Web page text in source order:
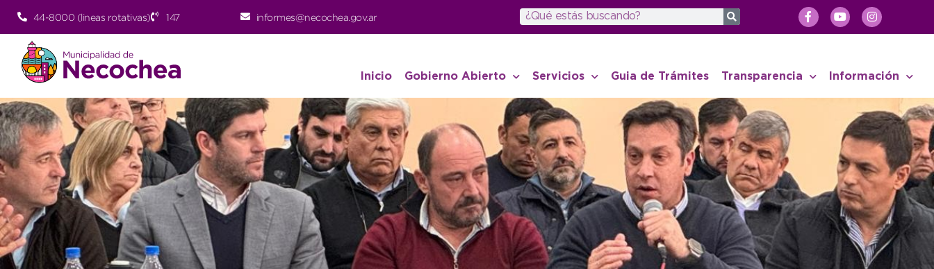
44-8000 (lineas rotativas) 147 informes@necochea.gov.ar
Inicio Gobierno Abierto Servicios Guia de Trámites Transparencia Información